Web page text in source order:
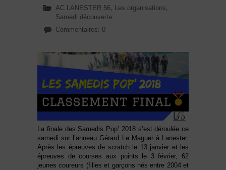
AC LANESTER 56, Les organisations,
Samedi découverte
Commentaires: 0
La finale des Samedis Pop’ 2018 s’est déroulée ce
samedi sur l’anneau Gérard Le Maguer à Lanester.
Après les épreuves de scratch le 13 janvier et les
épreuves de courses aux points le 3 février, 62
jeunes coureurs (filles et garçons nés entre 2004 et